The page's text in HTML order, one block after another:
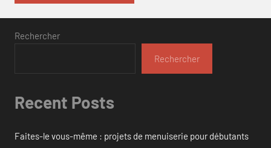
Rechercher
Rechercher
Recent Posts
Faites-le vous-même : projets de menuiserie pour débutants